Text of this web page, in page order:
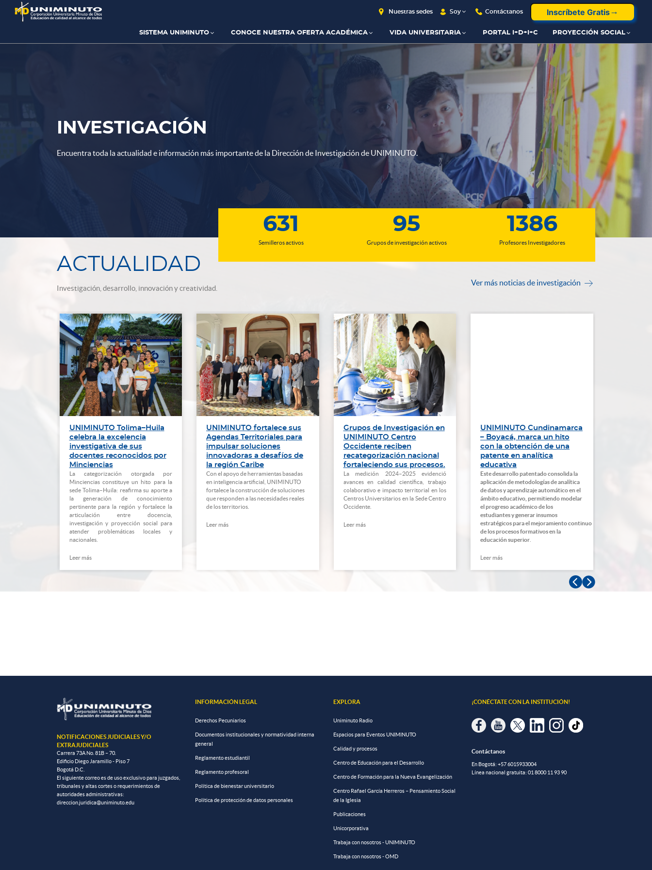
contenido
Nuestras sedes Soy Contáctanos Inscríbete Gratis
SISTEMA UNIMINUTO CONOCE NUESTRA OFERTA ACADÉMICA VIDA UNIVERSITARIA PORTAL I+D+I+C PROYECCIÓN SOCIAL
INVESTIGACIÓN
Encuentra toda la actualidad e información más importante de la Dirección de Investigación de UNIMINUTO.
631
Semilleros activos
95
Grupos de investigación activos
1386
Profesores Investigadores
ACTUALIDAD
Investigación, desarrollo, innovación y creatividad.
Ver más noticias de investigación 
UNIMINUTO Tolima–Huila
celebra la excelencia
investigativa de sus
docentes reconocidos por
Minciencias
La categorización otorgada por
Minciencias constituye un hito para la
sede Tolima–Huila: reafirma su aporte a
la generación de conocimiento
pertinente para la región y fortalece la
articulación entre docencia,
investigación y proyección social para
atender problemáticas locales y
nacionales.
Leer más
UNIMINUTO fortalece sus
Agendas Territoriales para
impulsar soluciones
innovadoras a desafíos de
la región Caribe
Con el apoyo de herramientas basadas
en inteligencia artificial, UNIMINUTO
fortalece la construcción de soluciones
que responden a las necesidades reales
de los territorios.
Leer más
Grupos de Investigación en
UNIMINUTO Centro
Occidente reciben
recategorización nacional
fortaleciendo sus procesos.
La medición 2024–2025 evidenció
avances en calidad científica, trabajo
colaborativo e impacto territorial en los
Centros Universitarios en la Sede Centro
Occidente.
Leer más
UNIMINUTO Cundinamarca
– Boyacá, marca un hito
con la obtención de una
patente en analítica
educativa
Este desarrollo patentado consolida la
aplicación de metodologías de analítica
de datos y aprendizaje automático en el
ámbito educativo, permitiendo modelar
el progreso académico de los
estudiantes y generar insumos
estratégicosparaelmejoramientocontinuo
de losprocesos formativos en la
educación superior
Leer más

NOTIFICACIONES JUDICIALES Y/O
EXTRAJUDICIALES
Carrera 73A No. 81B – 70.
Edificio Diego Jaramillo - Piso 7
Bogotá D.C.
El siguiente correo es de uso exclusivo para juzgados,
tribunales y altas cortes o requerimientos de
autoridades administrativas:
direccion.juridica@uniminuto.edu
INFORMACIÓN LEGAL
Derechos Pecuniarios
Documentos institucionales y normatividad interna
general
Reglamento estudiantil
Reglamento profesoral
Política de bienestar universitario
Política de protección de datos personales
EXPLORA
Uniminuto Radio
Espacios para Eventos UNIMINUTO
Calidad y procesos
Centro de Educación para el Desarrollo
Centro de Formación para la Nueva Evangelización
Centro Rafael García Herreros – Pensamiento Social
de la Iglesia
Publicaciones
Unicorporativa
Trabaja con nosotros - UNIMINUTO
Trabaja con nosotros - OMD
¡CONÉCTATE CON LA INSTITUCIÓN!
Contáctanos
En Bogotá: +57 6015933004
Línea nacional gratuita: 01 8000 11 93 90